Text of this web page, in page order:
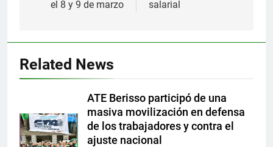
el 8 y 9 de marzo
salarial
Related News
ATE Berisso participó de una
masiva movilización en defensa
de los trabajadores y contra el
ajuste nacional